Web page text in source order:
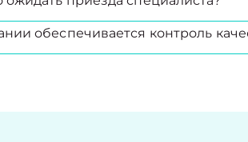
обеспечивается контроль